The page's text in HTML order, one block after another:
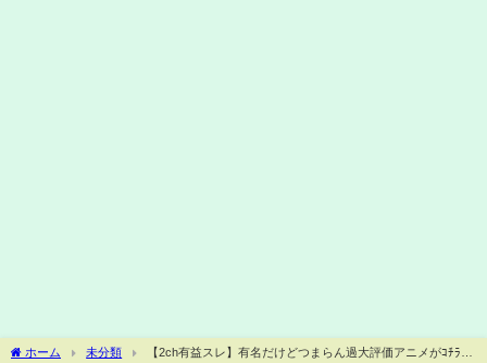
ホーム 未分類
【2ch有益スレ】有名だけどつまらん過大評価アニメがｺﾁﾗw